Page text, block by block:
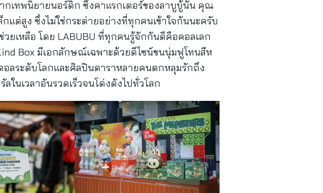
กเทพนิยายนอร์ดิก ซึ่งคาแรกเตอร์ของลาบูบู้นั้น คุณ
แต่สูง ซึ่งไม่ใช่กระต่ายอย่างที่ทุกคนเข้าใจกันนะครับ
ยเหลือ โดย LABUBU ที่ทุกคนรู้จักกันดีคือคอลเลก
Box มีเอกลักษณ์เฉพาะด้วยดีไซน์ขนนุ่มฟูโทนสีห
ลระดับโลกและศิลปินดาราหลายคนตกหลุมรักถึง
ในเวลาอันรวดเร็วจนโด่งดังไปทั่วโลก